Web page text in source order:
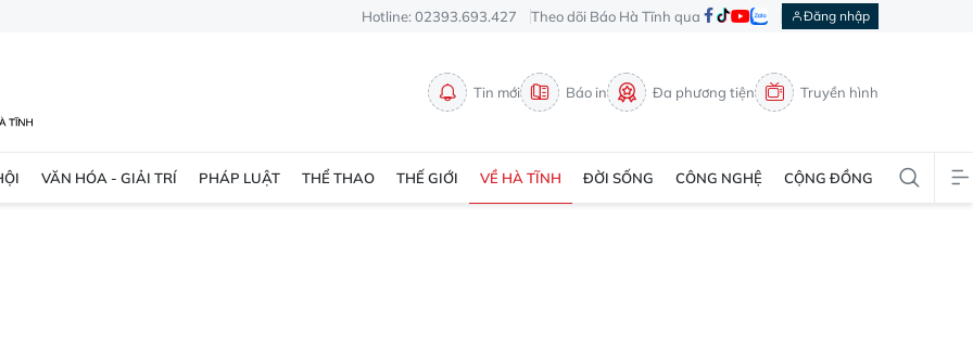
Hotline: 02393.693.427 Theo dõi Báo Hà Tĩnh qua Đăng nhập
Tin mới Báo in Đa phương tiện Truyền hình
VĂN HÓA - GIẢI TRÍ PHÁP LUẬT THỂ THAO THẾ GIỚI VỀ HÀ TĨNH ĐỜI SỐNG CÔNG NGHỆ CỘNG ĐỒNG